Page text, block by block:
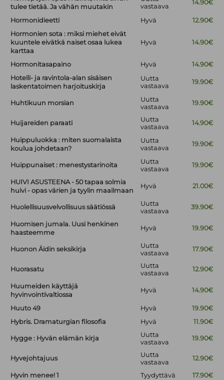
tulee tietää. Ja vähän muutakin
vastaava
14.90€
Hormonidieetti Hyvä
12.90€
Hormonien sota : miksi miehet eivät
kuuntele eivätkä naiset osaa lukea
karttaa
Hyvä 14.90€
Hormonitasapaino Hyvä
14.90€
Hotelli- ja ravintola-alan sisäisen
laskentatoimen harjoituskirja
Uutta
vastaava
19.90€
Huhtikuun morsian
Uutta
vastaava
19.90€
Huijareiden paraati
Uutta
vastaava
14.90€
Huippuluokka : miten suomalaista
koulua johdetaan?
Uutta
vastaava
19.90€
Huippunaiset : menestystarinoita
Uutta
vastaava
19.90€
HUIVI ASUSTEENA - 50 tapaa solmia
huivi - opas värien ja tyylin maailmaan
Hyvä 21.00€
Huolellisuusvelvollisuus säätiössä
Uutta
vastaava
39.90€
Huomisen jumala. Uusi henkinen
haasteemme
Hyvä 19.90€
Huonon Äidin seksikirja
Uutta
vastaava
17.90€
Huorasatu
Uutta
vastaava
12.90€
Huumeiden käyttäjä
hyvinvointivaltiossa
Hyvä 14.90€
Huuto 49 Hyvä
19.90€
Hybris. Dramaturgian filosofia
Hyvä 11.90€
Hygge : Hyvän elämän kirja
Uutta
vastaava
19.90€
Hyvejohtajuus
Uutta
vastaava
12.90€
Hyvin menee! 1 Tyydyttävä 17.90€